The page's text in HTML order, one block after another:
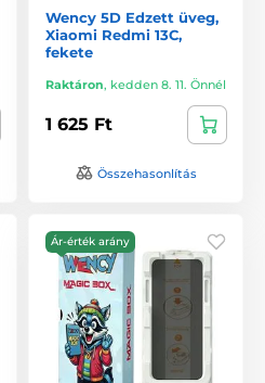
Wency 5D Edzett üveg,
Xiaomi Redmi 13C,
fekete
Raktáron, kedden 8. 11. Önnél
1 625 Ft
Összehasonlítás
Ár-érték arány